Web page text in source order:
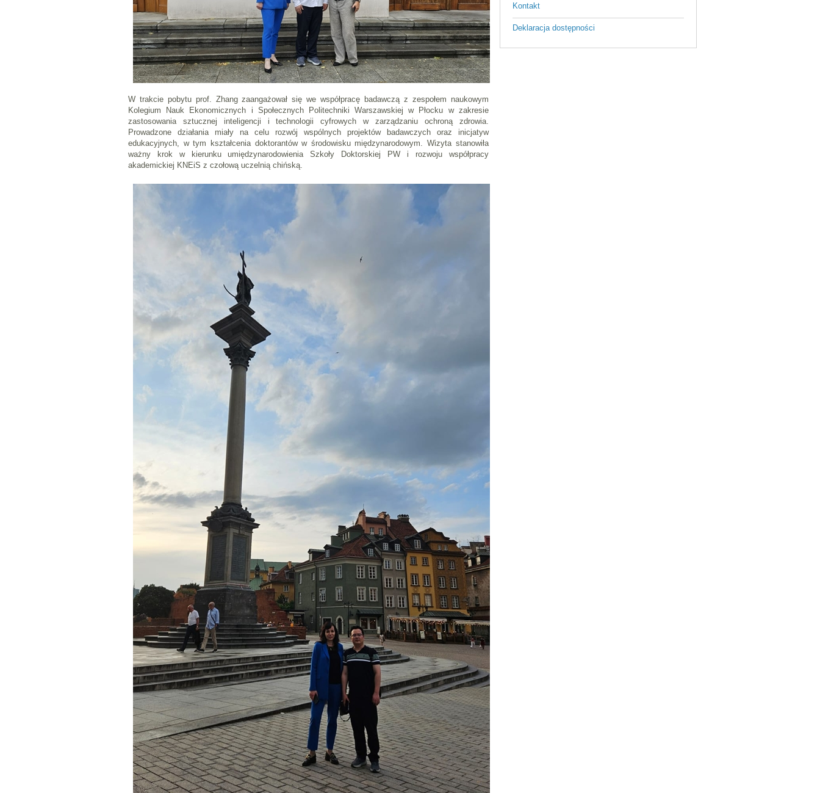
Kontakt
Deklaracja dostępności
W trakcie pobytu prof. Zhang zaangażował się we współpracę badawczą z zespołem naukowym
Kolegium Nauk Ekonomicznych i Społecznych Politechniki Warszawskiej w Płocku w zakresie
zastosowania sztucznej inteligencji i technologii cyfrowych w zarządzaniu ochroną zdrowia.
Prowadzone działania miały na celu rozwój wspólnych projektów badawczych oraz inicjatyw
edukacyjnych, w tym kształcenia doktorantów w środowisku międzynarodowym. Wizyta stanowiła
ważny krok w kierunku umiędzynarodowienia Szkoły Doktorskiej PW i rozwoju współpracy
akademickiej KNEiS z czołową uczelnią chińską.